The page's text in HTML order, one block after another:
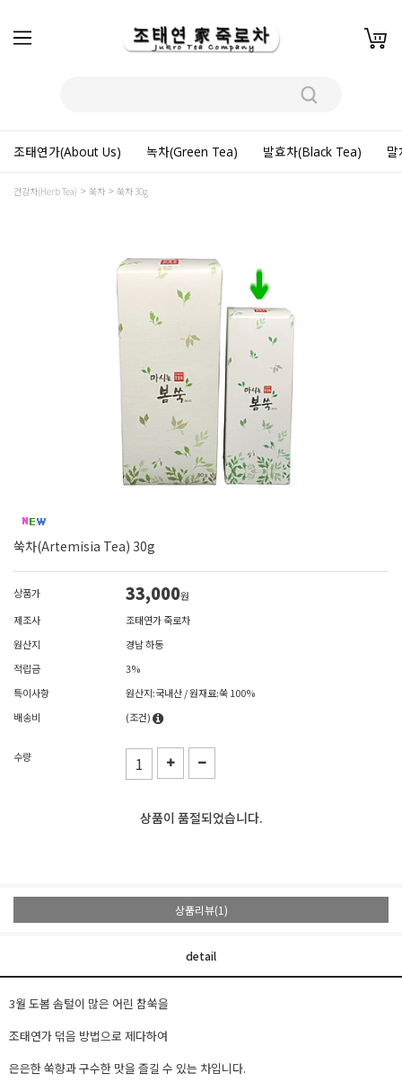
조태연가(About Us) 녹차(Green Tea) 발효차(Black Tea)
건강차(Herb Tea) 쑥차 쑥차 30g
쑥차(Artemisia Tea) 30g
상품가 33,000원
제조사
조태연가 죽로차
원산지
경남 하동
적립금
3%
특이사항
원산지:국내산 / 원재료:쑥 100%
배송비
(조건)
수량
상품이 품절되었습니다.
상품리뷰(1)
detail
3월 도봄 솜털이 많은 어린 참쑥을
조태연가 덖음 방법으로 제다하여
은은한 쑥향과 구수한 맛을 즐길 수 있는 차입니다.